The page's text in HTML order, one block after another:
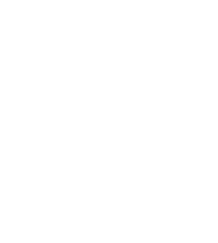
Navigation nach